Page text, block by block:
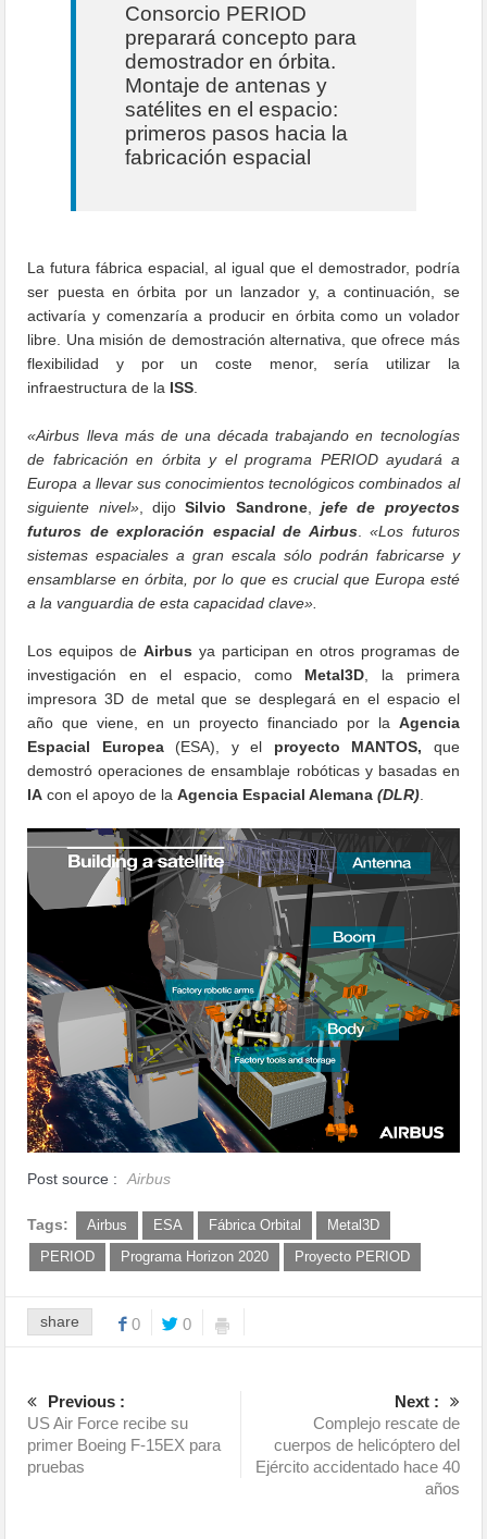
Consorcio PERIOD
preparará concepto para
demostrador en órbita.
Montaje de antenas y
satélites en el espacio:
primeros pasos hacia la
fabricación espacial
La futura fábrica espacial, al igual que el demostrador, podría
ser puesta en órbita por un lanzador y, a continuación, se
activaría y comenzaría a producir en órbita como un volador
libre. Una misión de demostración alternativa, que ofrece más
flexibilidad y por un coste menor, sería utilizar la
infraestructura de la ISS
«Airbus lleva más de una década trabajando en tecnologías
de fabricación en órbita y el programa PERIOD ayudará a
Europa a llevar sus conocimientos tecnológicos combinados al
siguiente nivel», dijoSilvio Sandrone, jefe de proyectos
futuros de exploración espacial de Airbus.«Los futuros
sistemas espaciales a gran escala sólo podrán fabricarse y
ensamblarse en órbita, por lo que es crucial que Europa esté
a la vanguardia de esta capacidad clave».
Los equipos deAirbus ya participan en otros programas de
investigación en el espacio, como Metal3D , la primera
impresora 3D de metal que se desplegará en el espacio el
año que viene, en un proyecto financiado por la Agencia
Espacial Europea(ESA), y el proyecto MANTOS, que
demostró operaciones de ensamblaje robóticas y basadas en
IA con el apoyo de laAgencia Espacial Alemana (DLR)
Post source : Airbus
Tags: Airbus ESA Fábrica Orbital
Metal3D
PERIOD
Programa Horizon 2020 Proyecto PERIOD
share 0 0
Previous :
US Air Force recibe su
primer Boeing F-15EX para
pruebas
Next :
Complejo rescate de
cuerpos de helicóptero del
Ejército accidentado hace 40
años